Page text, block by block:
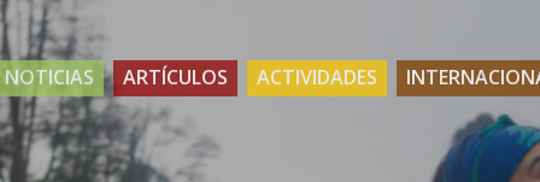
NOTICIAS ARTÍCULOS ACTIVIDADES